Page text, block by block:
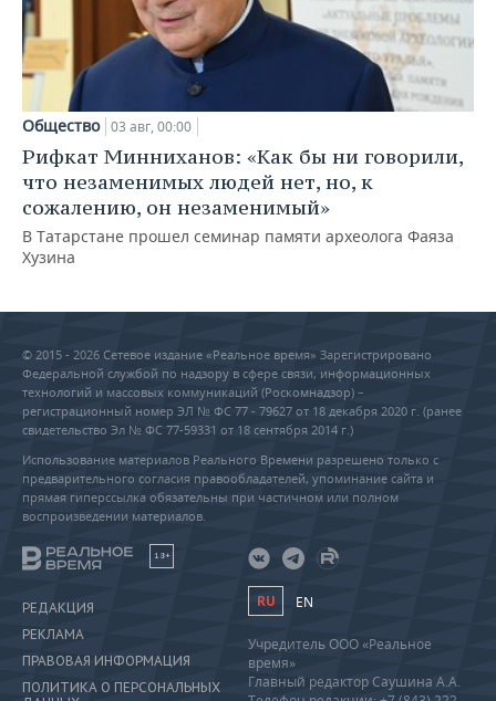
Общество 03 авг, 00:00
Рифкат Минниханов: «Как бы ни говорили,
что незаменимых людей нет, но, к
сожалению, он незаменимый»
В Татарстане прошел семинар памяти археолога Фаяза
Хузина
© 2015 - 2026 Сетевое издание «Реальное время» Зарегистрировано
Федеральной службой по надзору в сфере связи, информационных
технологий и массовых коммуникаций (Роскомнадзор) –
регистрационный номер ЭЛ № ФС 77 - 79627 от 18 декабря 2020 г. (ранее
свидетельство Эл № ФС 77-59331 от 18 сентября 2014 г.)
Использование материалов Реального Времени разрешено только с
предварительного согласия правообладателей, упоминание сайта и
прямая гиперссылка обязательны при частичном или полном
воспроизведении материалов.
18+
РЕДАКЦИЯ
РЕКЛАМА
ПРАВОВАЯ ИНФОРМАЦИЯ
ПОЛИТИКА О ПЕРСОНАЛЬНЫХ
RU EN
Учредитель ООО «Реальное
время»
Главный редактор Саушина А.А.